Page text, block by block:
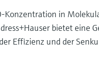
Konzentration in
bietet eine
Effizienz und der